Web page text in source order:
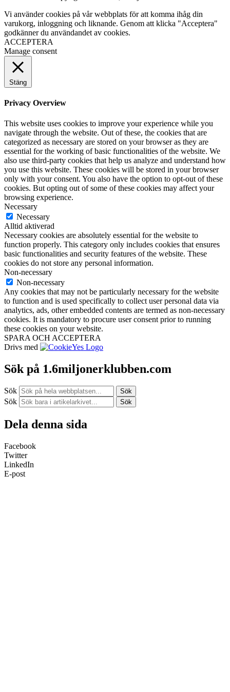
Vi använder cookies på vår webbplats för att komma ihåg din
varukorg, inloggning och liknande. Genom att klicka "Acceptera"
godkänner du användandet av cookies.
ACCEPTERA
Manage consent
Stäng
Privacy Overview
This website uses cookies to improve your experience while you
navigate through the website. Out of these, the cookies that are
categorized as necessary are stored on your browser as they are
essential for the working of basic functionalities of the website. We
also use third-party cookies that help us analyze and understand how
you use this website. These cookies will be stored in your browser
only with your consent. You also have the option to opt-out of these
cookies. But opting out of some of these cookies may affect your
browsing experience.
Necessary
Necessary
Alltid aktiverad
Necessary cookies are absolutely essential for the website to
function properly. This category only includes cookies that ensures
basic functionalities and security features of the website. These
cookies do not store any personal information.
Non-necessary
Non-necessary
Any cookies that may not be particularly necessary for the website
to function and is used specifically to collect user personal data via
analytics, ads, other embedded contents are termed as non-necessary
cookies. It is mandatory to procure user consent prior to running
these cookies on your website.
SPARA OCH ACCEPTERA
Drivs med
Sök på 1.6miljonerklubben.com
Sök Sök
Sök Sök
Dela denna sida
Facebook
Twitter
LinkedIn
E-post